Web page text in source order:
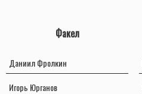
Факел
Даниил Фролкин
Игорь Юрганов